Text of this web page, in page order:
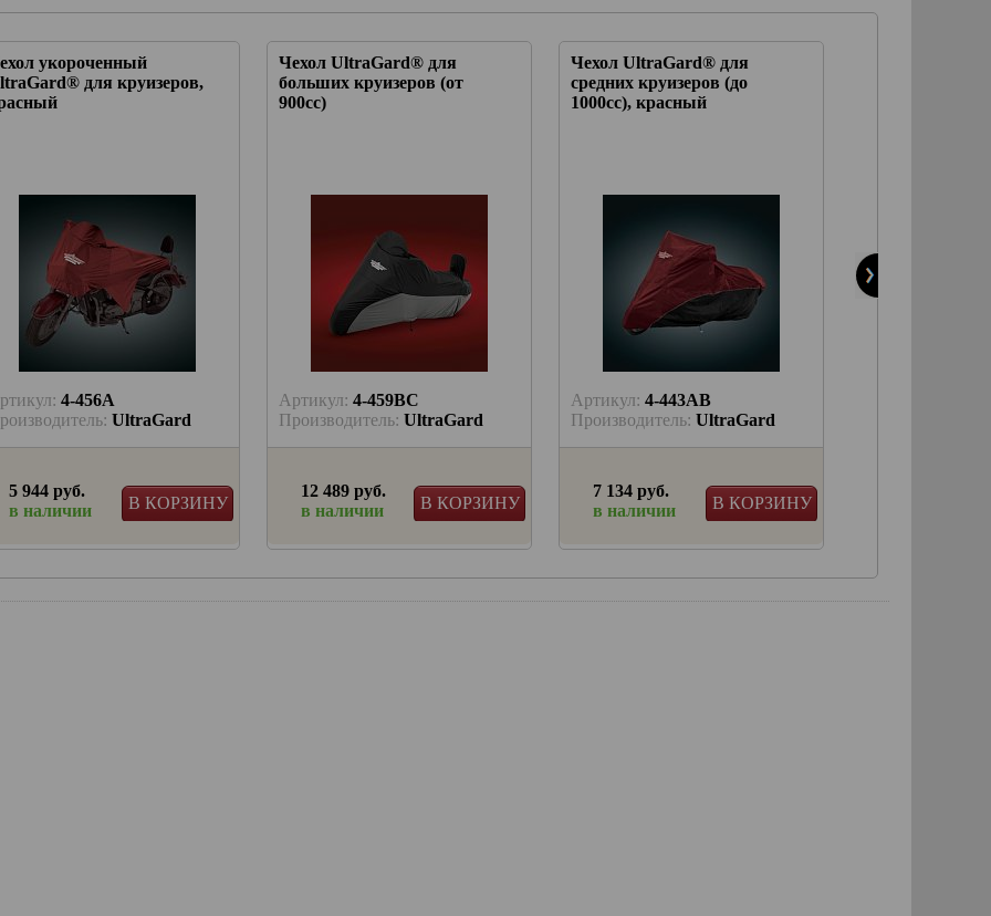
укороченный
для круизеров,
4-456A
UltraGard
В КОРЗИНУ
5 944 руб.
в наличии
Чехол UltraGard® для
больших круизеров (от
900сс)
Артикул: 4-459BC
Производитель: UltraGard
В КОРЗИНУ
12 489 руб.
в наличии
Чехол UltraGard® для
средних круизеров (до
1000сс), красный
Артикул: 4-443AB
Производитель: UltraGard
В КОРЗИНУ
7 134 руб.
в наличии